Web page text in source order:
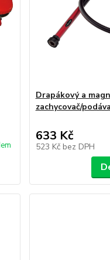
Drapákový a
zachycovač/
633 Kč
523 Kč bez DPH